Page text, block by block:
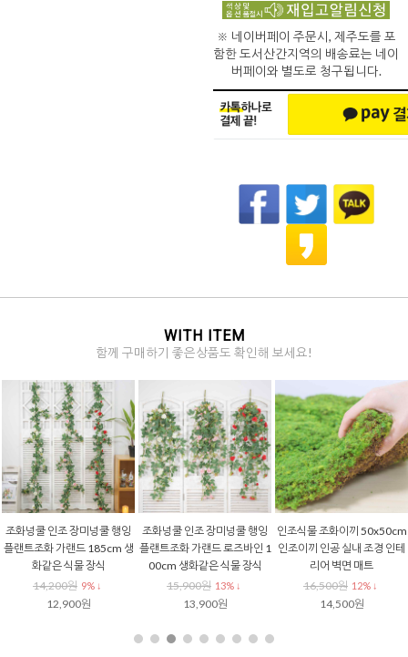
※ 네이버페이 주문시, 제주도를 포
함한 도서산간지역의 배송료는 네이
버페이와 별도로 청구됩니다.
WITH ITEM
함께 구매하기 좋은상품도 확인해 보세요!
조화넝쿨 인조 장미넝쿨 행잉
플랜트조화 가랜드 185cm 생
화같은 식물 장식
14,200원 9% ↓
12,900원
조화넝쿨 인조 장미넝쿨 행잉
플랜트조화 가랜드 로즈바인 1
00cm 생화같은 식물 장식
15,900원 13% ↓
13,900원
인조식물 조화이끼 50x50cm
인조이끼 인공 실내 조경 인테
리어 벽면 매트
16,500원 12% ↓
14,500원